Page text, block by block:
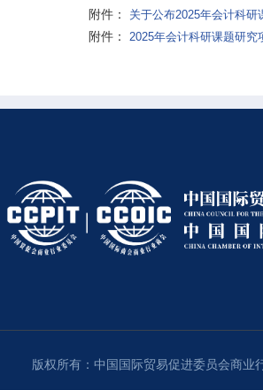
附件： 关于公布2025年会计科
附件： 2025年会计科研课题研究
版权所有：中国国际贸易促进委员会商业